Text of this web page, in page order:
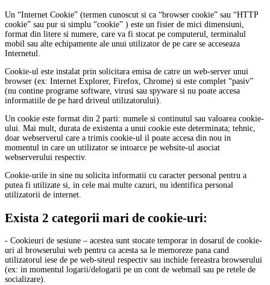
Un “Internet Cookie” (termen cunoscut si ca “browser cookie” sau “HTTP
cookie” sau pur si simplu “cookie” ) este un fisier de mici dimensiuni,
format din litere si numere, care va fi stocat pe computerul, terminalul
mobil sau alte echipamente ale unui utilizator de pe care se acceseaza
Internetul.
Cookie-ul este instalat prin solicitara emisa de catre un web-server unui
browser (ex: Internet Explorer, Firefox, Chrome) si este complet “pasiv”
(nu contine programe software, virusi sau spyware si nu poate accesa
informatiile de pe hard driveul utilizatorului).
Un cookie este format din 2 parti: numele si continutul sau valoarea cookie-
ului. Mai mult, durata de existenta a unui cookie este determinata; tehnic,
doar webserverul care a trimis cookie-ul il poate accesa din nou in
momentul in care un utilizator se intoarce pe website-ul asociat
webserverului respectiv.
Cookie-urile in sine nu solicita informatii cu caracter personal pentru a
putea fi utilizate si, in cele mai multe cazuri, nu identifica personal
utilizatorii de internet.
Exista 2 categorii mari de cookie-uri:
- Cookieuri de sesiune – acestea sunt stocate temporar in dosarul de cookie-
uri al browserului web pentru ca acesta sa le memoreze pana cand
utilizatorul iese de pe web-siteul respectiv sau inchide fereastra browserului
(ex: in momentul logarii/delogarii pe un cont de webmail sau pe retele de
socializare).